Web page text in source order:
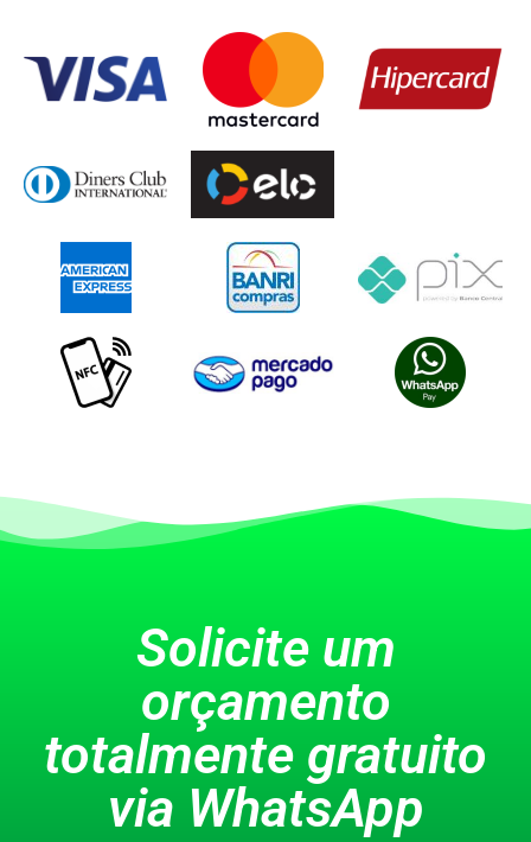
Solicite um
orçamento
totalmente gratuito
via WhatsApp